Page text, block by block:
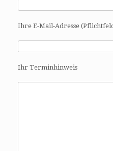
Ihre E-Mail-Adresse
Ihr Terminhinweis